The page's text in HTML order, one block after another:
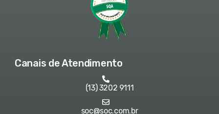
Canais de Atendimento
(13) 3202 9111
soc@soc.com.br